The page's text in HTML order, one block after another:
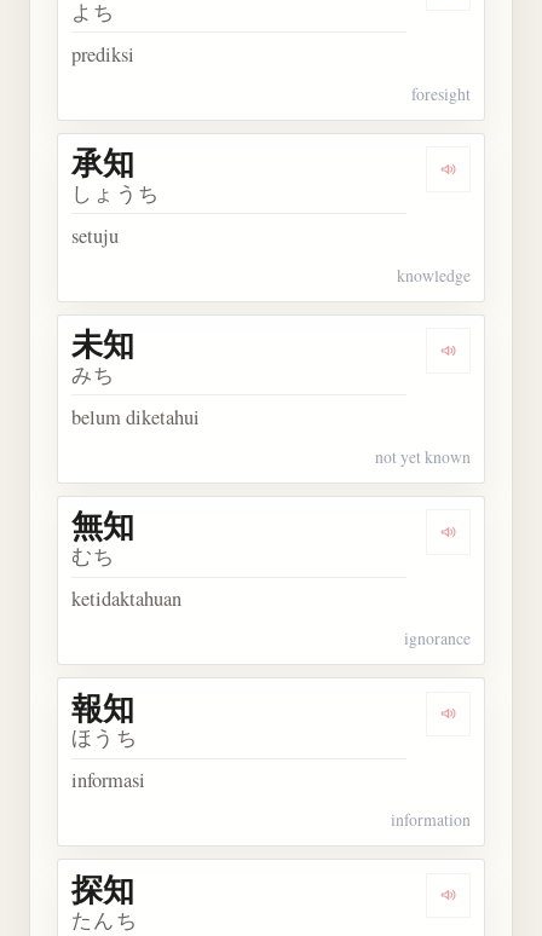
よち
prediksi
foresight
Dengarkan
承知
しょうち
setuju
knowledge
Dengarkan
未知
みち
belum diketahui
not yet known
Dengarkan
無知
むち
ketidaktahuan
ignorance
Dengarkan
報知
ほうち
informasi
information
Dengarkan
探知
たんち